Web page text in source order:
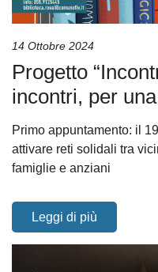
14 Ottobre 2024
Progetto
incontri, per
Primo appuntamento: il
attivare reti solidali tra
famiglie e anziani
Leggi di più